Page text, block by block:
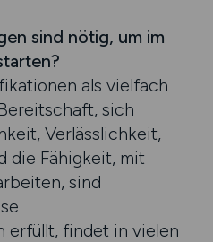
sind nötig, um im
als vielfach
sich
Verlässlichkeit,
die Fähigkeit, mit
sind
erfüllt, findet in vielen